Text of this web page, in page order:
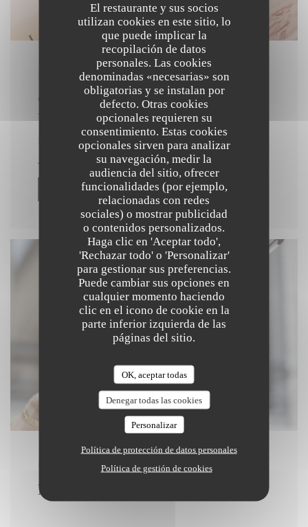
El restaurante y sus socios
utilizan cookies en este sitio, lo
que puede implicar la
recopilación de datos
personales. Las cookies
denominadas «necesarias» son
obligatorias y se instalan por
defecto. Otras cookies
opcionales requieren su
consentimiento. Estas cookies
opcionales sirven para analizar
su navegación, medir la
audiencia del sitio, ofrecer
funcionalidades (por ejemplo,
relacionadas con redes
sociales) o mostrar publicidad
o contenidos personalizados.
Haga clic en 'Aceptar todo',
'Rechazar todo' o 'Personalizar'
para gestionar sus preferencias.
Puede cambiar sus opciones en
cualquier momento haciendo
clic en el icono de cookie en la
parte inferior izquierda de las
páginas del sitio.
OK, aceptar todas
Denegar todas las cookies
Personalizar
Política de protección de datos personales
Política de gestión de cookies
EN 14/02/2026 DE LAS 19H00 HASTA LAS 23H00
CENA DEL DÍA DE SAN
VALENTÍN
PRECIO : €60.00
MÁS INFORMACIÓN((ABRE EN UNA NUEVA
EN 04/12/2025 DE LAS 21H00 HASTA LAS 23H30
Noche Musical